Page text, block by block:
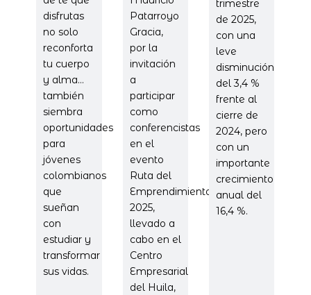
disfrutas
no solo
reconforta
tu cuerpo
y alma…
también
siembra
oportunidades
para
jóvenes
colombianos
que
sueñan
con
estudiar y
transformar
sus vidas.
Patarroyo
Gracia,
por la
invitación
a
participar
como
conferencistas
en el
evento
Ruta del
Emprendimiento
2025,
llevado a
cabo en el
Centro
Empresarial
del Huila,
trimestre
de 2025,
con una
leve
disminución
del 3,4 %
frente al
cierre de
2024, pero
con un
importante
crecimiento
anual del
16,4 %.